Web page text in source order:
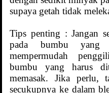
supaya getah tidak
Tips penting : Jangan
pada bumbu yang
mempermudah
bumbu yang harus
memasak. Jika perlu,
secukupnya ke dalam